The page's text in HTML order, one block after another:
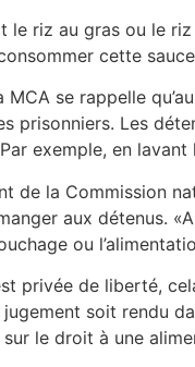
le riz au gras ou le
cette
MCA se rappelle
prisonniers. Les
exemple, en lavant
de la Commission
aux détenus.
ou
privée de liberté,
jugement soit rendu
le droit à une